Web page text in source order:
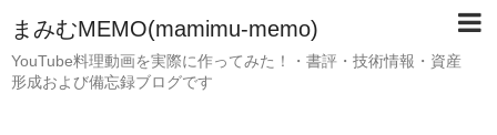
まみむMEMO(mamimu-memo)
YouTube料理動画を実際に作ってみた！・書評・技術情報・資産
形成および備忘録ブログです